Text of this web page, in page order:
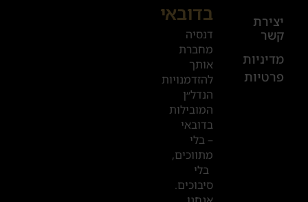
יצירת
קשר
מדיניות
פרטיות
+972
52
601
2019
המשרדים
שלנו
בדובאי
בדובאי
דנסיה
מחברת
אותך
להזדמנויות
הנדל״ן
המובילות
בדובאי
– בלי
מתווכים,
בלי
סיבוכים.